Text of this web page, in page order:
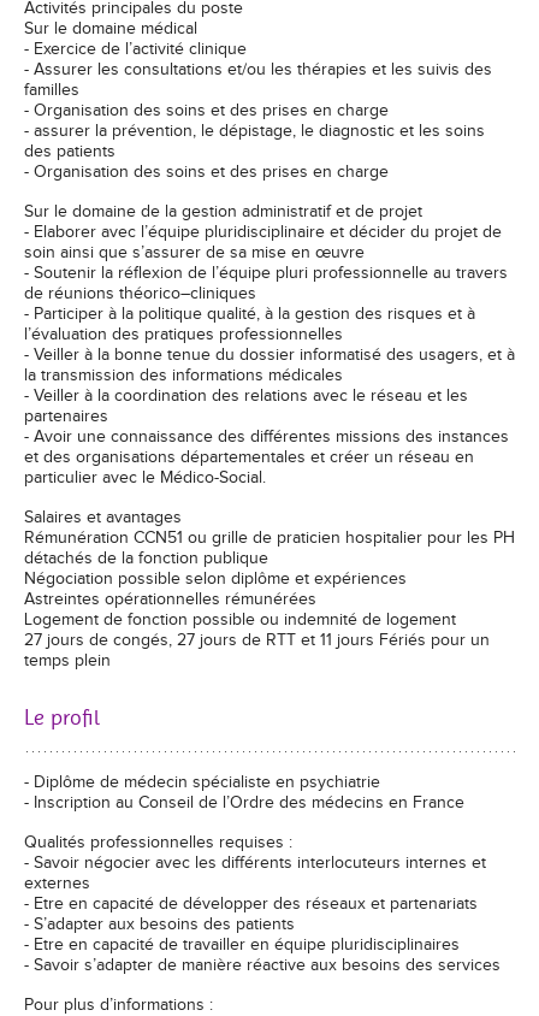
Activités principales du poste
Sur le domaine médical
- Exercice de l’activité clinique
- Assurer les consultations et/ou les thérapies et les suivis des
familles
- Organisation des soins et des prises en charge
- assurer la prévention, le dépistage, le diagnostic et les soins
des patients
- Organisation des soins et des prises en charge
Sur le domaine de la gestion administratif et de projet
- Elaborer avec l’équipe pluridisciplinaire et décider du projet de
soin ainsi que s’assurer de sa mise en œuvre
- Soutenir la réflexion de l’équipe pluri professionnelle au travers
de réunions théorico–cliniques
- Participer à la politique qualité, à la gestion des risques et à
l’évaluation des pratiques professionnelles
- Veiller à la bonne tenue du dossier informatisé des usagers, et à
la transmission des informations médicales
- Veiller à la coordination des relations avec le réseau et les
partenaires
- Avoir une connaissance des différentes missions des instances
et des organisations départementales et créer un réseau en
particulier avec le Médico-Social.
Salaires et avantages
Rémunération CCN51 ou grille de praticien hospitalier pour les PH
détachés de la fonction publique
Négociation possible selon diplôme et expériences
Astreintes opérationnelles rémunérées
Logement de fonction possible ou indemnité de logement
27 jours de congés, 27 jours de RTT et 11 jours Fériés pour un
temps plein
Le profil
- Diplôme de médecin spécialiste en psychiatrie
- Inscription au Conseil de l’Ordre des médecins en France
Qualités professionnelles requises :
- Savoir négocier avec les différents interlocuteurs internes et
externes
- Etre en capacité de développer des réseaux et partenariats
- S’adapter aux besoins des patients
- Etre en capacité de travailler en équipe pluridisciplinaires
- Savoir s’adapter de manière réactive aux besoins des services
Pour plus d’informations :